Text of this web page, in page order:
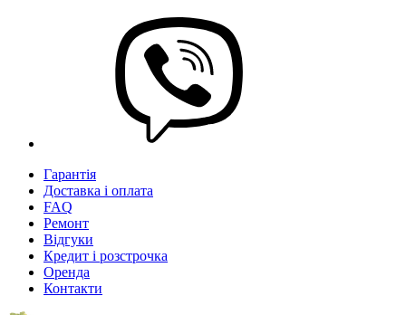
Гарантія
Доставка і оплата
FAQ
Ремонт
Відгуки
Кредит і розстрочка
Оренда
Контакти